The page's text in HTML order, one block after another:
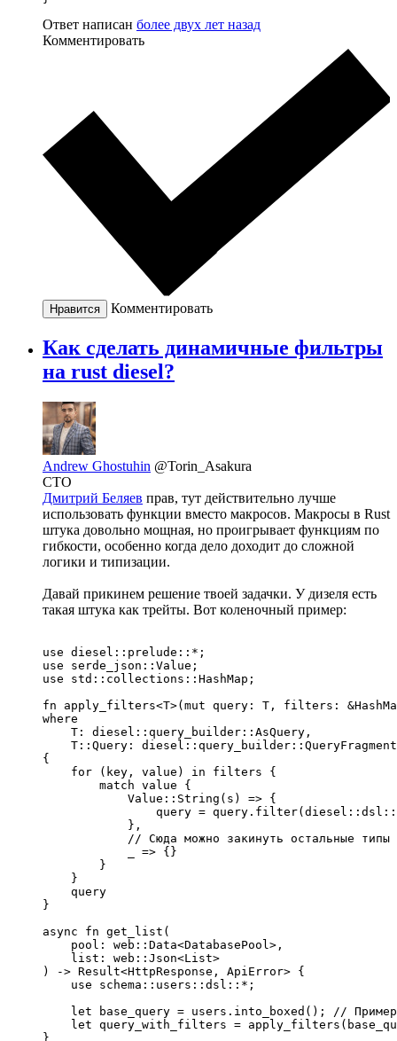
Ответ написан более двух лет назад
Комментировать
Нравится Комментировать
Как сделать динамичные фильтры
на rust diesel?
Andrew Ghostuhin @Torin_Asakura
CTO
Дмитрий Беляев прав, тут действительно лучше
использовать функции вместо макросов. Макросы в Rust
штука довольно мощная, но проигрывает функциям по
гибкости, особенно когда дело доходит до сложной
логики и типизации.
Давай прикинем решение твоей задачки. У дизеля есть
такая штука как трейты. Вот коленочный пример:
use diesel::prelude::*;
use serde_json::Value;
use std::collections::HashMap;
fn apply_filters<T>(mut query: T, filters:
where
    T: diesel::query_builder::AsQuery,
T::Query:
{
    for (key, value) in filters {
        match value {
            Value::String(s) => {
query =
            },
            // Сюда можно закинуть остальные типы
            _ => {}
        }
    }
    query
}
async fn get_list(
    pool: web::Data<DatabasePool>,
    list: web::Json<List>
) -> Result<HttpResponse, ApiError> {
    use schema::users::dsl::*;
let base_query = users.into_boxed(); //
let query_with_filters =
}